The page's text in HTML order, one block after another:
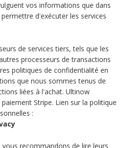
vos informations que dans
d'exécuter les services
de services tiers, tels que les
processeurs de transactions
politiques de confidentialité en
que nous sommes tenus de
liées à l'achat. Ultinow
paiement Stripe. Lien sur la politique
:
recommandons de lire leurs